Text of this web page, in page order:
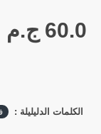
60.0 ج.م
الكلمات الدليليلة :